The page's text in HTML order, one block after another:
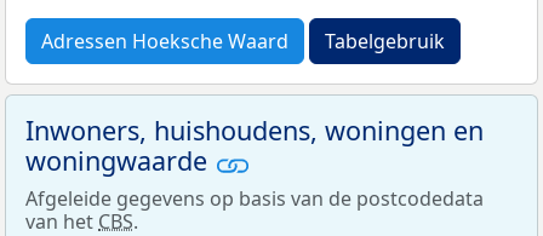
Adressen Hoeksche Waard Tabelgebruik
Inwoners, huishoudens, woningen en
woningwaarde
Afgeleide gegevens op basis van de postcodedata
van het CBS.